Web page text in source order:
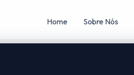
Home Sobre Nós